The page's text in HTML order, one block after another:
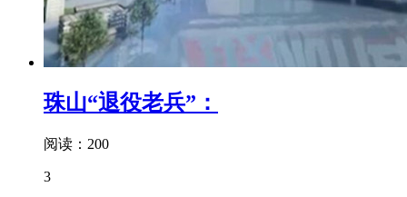
珠山“退役老兵”：
阅读：200
3